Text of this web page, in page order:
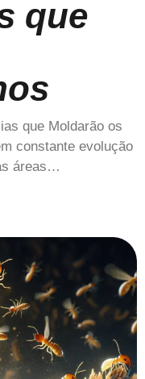
que
que Moldarão os
constante evolução
áreas…